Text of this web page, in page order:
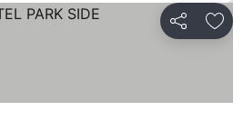
Partilhar